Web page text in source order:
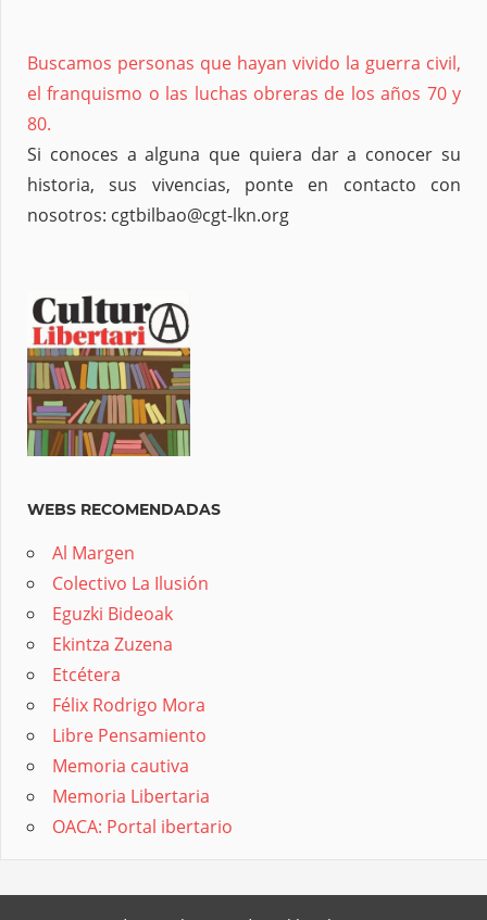
Buscamos personas que hayan vivido la guerra civil,
el franquismo o las luchas obreras de los años 70 y
80.
Si conoces a alguna que quiera dar a conocer su
historia, sus vivencias, ponte en contacto con
nosotros: cgtbilbao@cgt-lkn.org
WEBS RECOMENDADAS
Al Margen
Colectivo La Ilusión
Eguzki Bideoak
Ekintza Zuzena
Etcétera
Félix Rodrigo Mora
Libre Pensamiento
Memoria cautiva
Memoria Libertaria
OACA: Portal ibertario